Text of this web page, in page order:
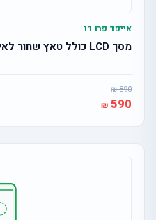
אייפד פרו 11
מסך LCD כולל טאץ שחור לאייפד פרו 11 2018 & 2020
890
590